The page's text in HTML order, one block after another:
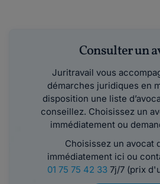
Consulter un
Juritravail vous
démarches juridiques en
disposition une liste
conseillez. Choisissez un
immédiatement ou
Choisissez un avocat
immédiatement ici ou
01 75 75 42 337j/7 (prix